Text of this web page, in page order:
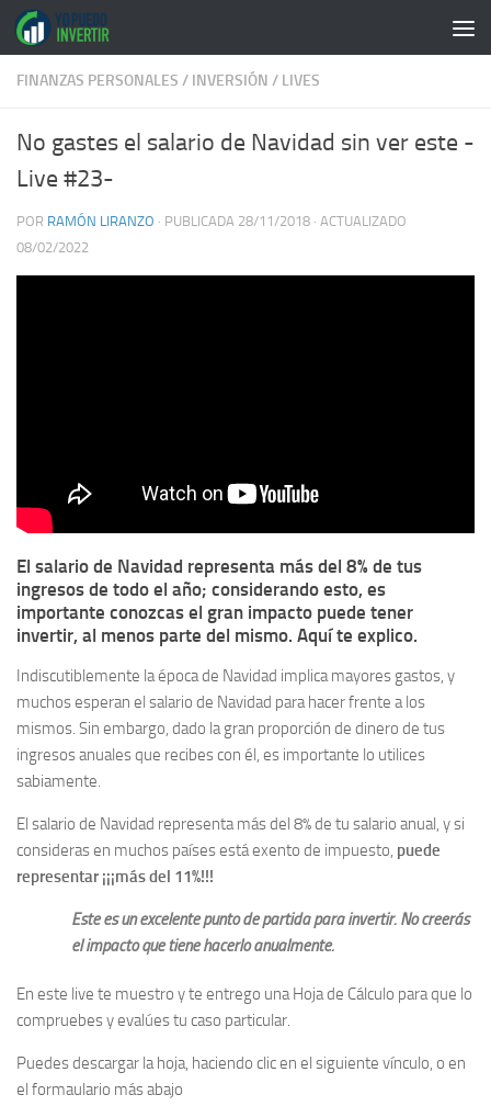
Saltar al contenido
FINANZAS PERSONALES / INVERSIÓN / LIVES
No gastes el salario de Navidad sin ver este -
Live #23-
POR RAMÓN LIRANZO · PUBLICADA 28/11/2018 · ACTUALIZADO
08/02/2022
El salario de Navidad representa más del 8% de tus
ingresos de todo el año; considerando esto, es
importante conozcas el gran impacto puede tener
invertir, al menos parte del mismo. Aquí te explico.
Indiscutiblemente la época de Navidad implica mayores gastos, y
muchos esperan el salario de Navidad para hacer frente a los
mismos. Sin embargo, dado la gran proporción de dinero de tus
ingresos anuales que recibes con él, es importante lo utilices
sabiamente.
El salario de Navidad representa más del 8% de tu salario anual, y si
consideras en muchos países está exento de impuesto, puede
representar ¡¡¡más del 11%!!!
Este es un excelente punto de partida para invertir. No creerás
el impacto que tiene hacerlo anualmente.
En este live te muestro y te entrego una Hoja de Cálculo para que lo
compruebes y evalúes tu caso particular.
Puedes descargar la hoja, haciendo clic en el siguiente vínculo, o en
el formaulario más abajo